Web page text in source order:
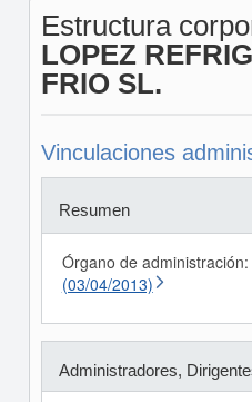
Estructura
LOPEZ
FRIO SL.
Vinculaciones
Resumen
Órgano de administración:
(03/04/2013)
Administradores,